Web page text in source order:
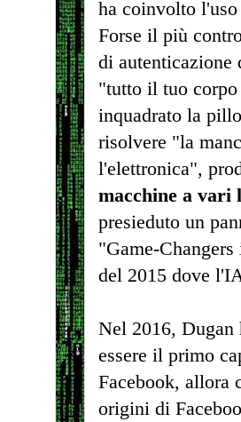
ha coinvolto
Forse il più
di autenticazione
"tutto il tuo
inquadrato la
risolvere "la
l'elettronica",
macchine a vari
presieduto un
"Game-
del 2015 dove
Nel 2016, Dugan
essere il primo
Facebook, allora
origini di